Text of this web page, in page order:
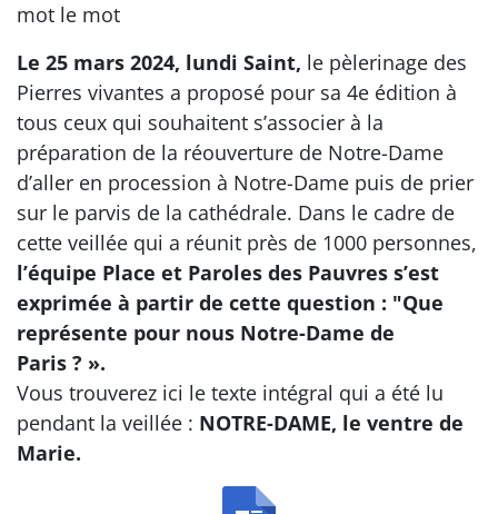
mot le mot
Le 25 mars 2024, lundi Saint, le pèlerinage des
Pierres vivantes a proposé pour sa 4e édition à
tous ceux qui souhaitent s’associer à la
préparation de la réouverture de Notre-Dame
d’aller en procession à Notre-Dame puis de prier
sur le parvis de la cathédrale. Dans le cadre de
cette veillée qui a réunit près de 1000 personnes,
l’équipe Place et Paroles des Pauvres s’est
exprimée à partir de cette question : "Que
représente pour nous Notre-Dame de
Paris ? ».
Vous trouverez ici le texte intégral qui a été lu
pendant la veillée : NOTRE-DAME, le ventre de
Marie.